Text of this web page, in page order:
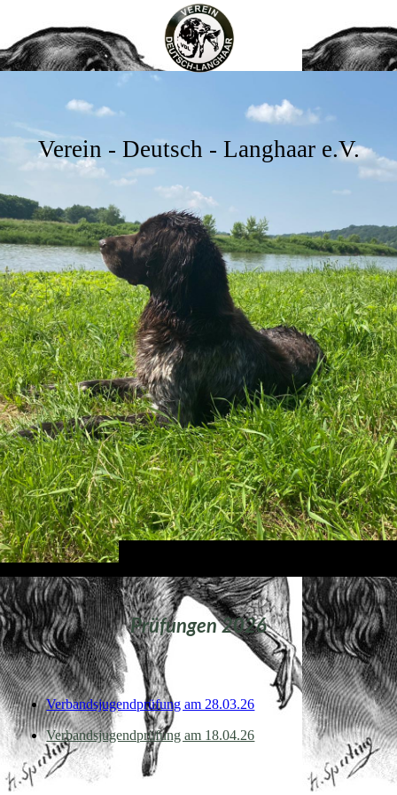
Verein - Deutsch - Langhaar e.V.
Prüfungen 2026
Verbandsjugendprüfung am 28.03.26
Verbandsjugendprüfung am 18.04.26